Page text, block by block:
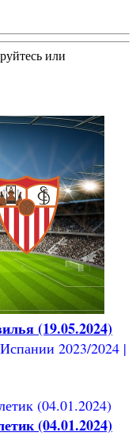
или
(19.05.2024)
2023/2024 |
(04.01.2024)